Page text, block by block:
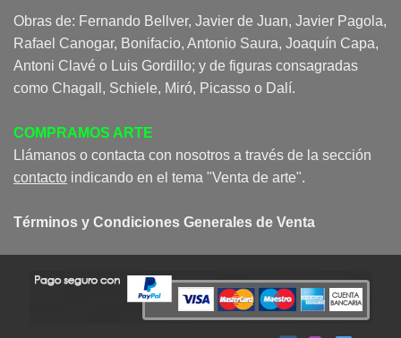
Obras de: Fernando Bellver, Javier de Juan, Javier Pagola,
Rafael Canogar, Bonifacio, Antonio Saura, Joaquín Capa,
Antoni Clavé o Luis Gordillo; y de figuras consagradas
como Chagall, Schiele, Miró, Picasso o Dalí.
COMPRAMOS ARTE
Llámanos o contacta con nosotros a través de la sección
contacto indicando en el tema "Venta de arte".
Términos y Condiciones Generales de Venta